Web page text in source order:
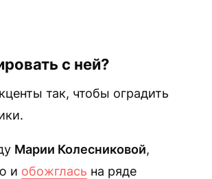
с ней?
так, чтобы оградить
Марии Колесниковой,
и обожглась на ряде